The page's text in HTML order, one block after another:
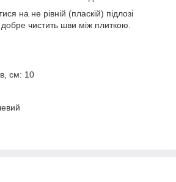
на не рівній (пласкій) підлозі
чистить шви між плиткою.
см: 10